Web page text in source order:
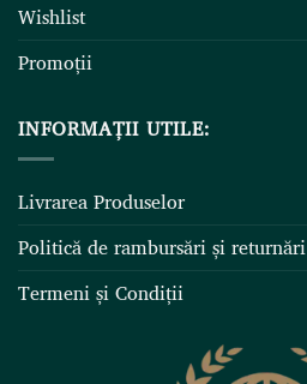
Wishlist
Promoții
INFORMAȚII UTILE:
Livrarea Produselor
Politică de rambursări și returnări
Termeni și Condiții